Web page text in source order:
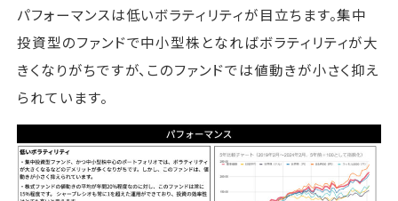
パフォーマンスは低いボラティリティが目立ちます。集中
投資型のファンドで中小型株となればボラティリティが大
きくなりがちですが、このファンドでは値動きが小さく抑え
られています。